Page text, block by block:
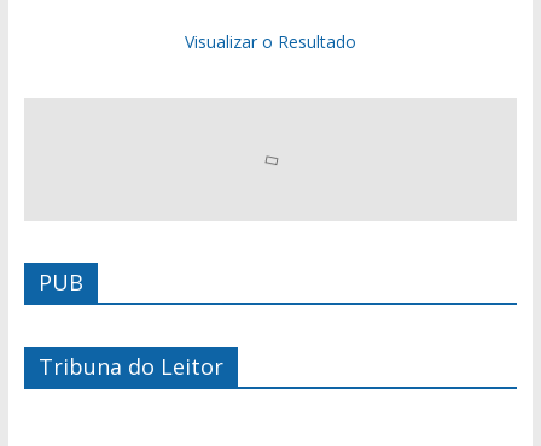
Visualizar o Resultado
PUB
Tribuna do Leitor